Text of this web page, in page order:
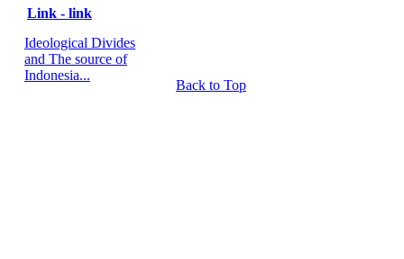
Link - link
Ideological Divides
and The source of
Indonesia...
Back to Top